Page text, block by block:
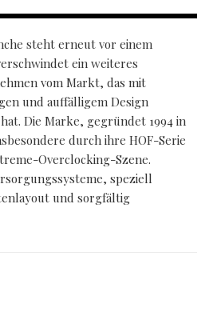
steht erneut vor einem
ein weiteres
vom Markt, das mit
und auffälligem Design
Die Marke, gegründet 1994 in
durch ihre HOF-Serie
Overclocking-Szene.
speziell
und sorgfältig